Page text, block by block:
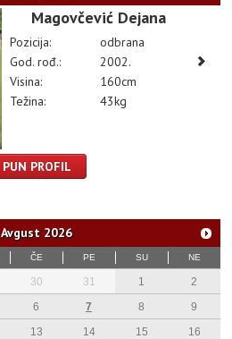
Magovčević Dejana
Pozicija:
odbrana
God. rođ.:
2002.
Visina:
160cm
Težina:
43kg
PUN PROFIL
Avgust 2026
ČE PE SU NE
30 31 1
2
6 7 8
9
13 14 15
16